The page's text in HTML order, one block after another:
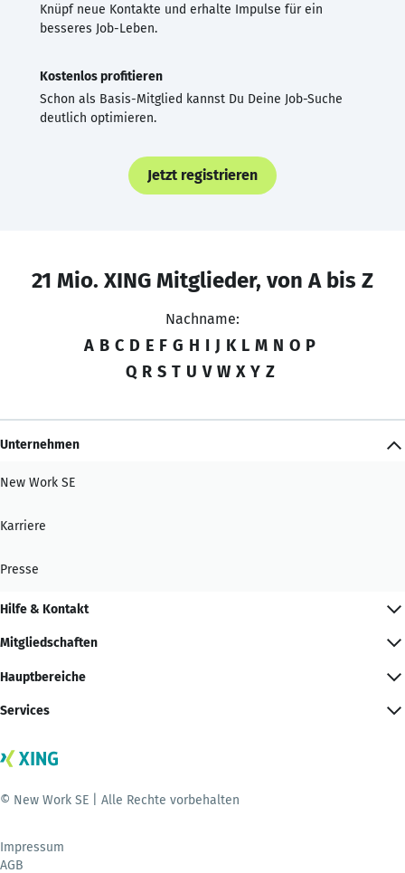
Knüpf neue Kontakte und erhalte Impulse für ein
besseres Job-Leben.
Kostenlos profitieren
Schon als Basis-Mitglied kannst Du Deine Job-Suche
deutlich optimieren.
Jetzt registrieren
21 Mio. XING Mitglieder, von A bis Z
Nachname:
A B C D E F G H I J K L M N O P
Q R S T U V W X Y Z
Unternehmen
New Work SE
Karriere
Presse
Hilfe & Kontakt
Mitgliedschaften
Hauptbereiche
Services
© New Work SE | Alle Rechte vorbehalten
Impressum
AGB